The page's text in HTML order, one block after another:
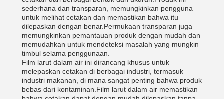
sederhana dan transparan, memungkinkan pengguna
untuk melihat cetakan dan memastikan bahwa itu
dilepaskan dengan benar.Permukaan transparan juga
memungkinkan pemantauan produk dengan mudah dan
memudahkan untuk mendeteksi masalah yang mungkin
timbul selama penggunaan.
Film larut dalam air ini dirancang khusus untuk
melepaskan cetakan di berbagai industri, termasuk
industri makanan, di mana sangat penting bahwa produk
bebas dari kontaminan.Film larut dalam air memastikan